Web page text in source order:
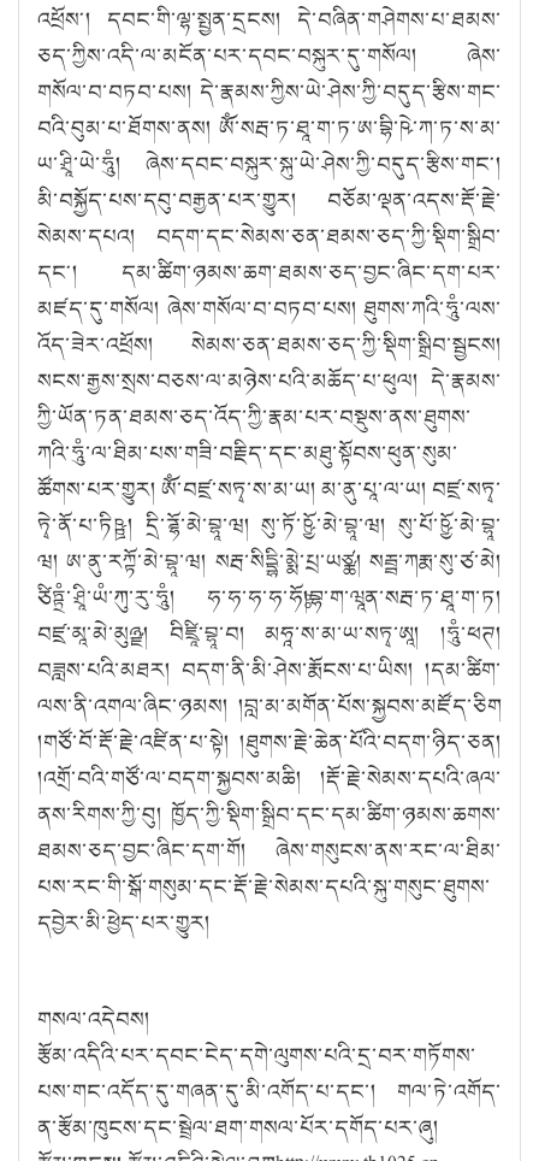
འཕྲོས༌། དབང་གི་ལྷ་སྤྱན་དྲངས། དེ་བཞིན་གཤེགས་པ་ཐམས་
ཅད་ཀྱིས་འདི་ལ་མངོན་པར་དབང་བསྐུར་དུ་གསོལ། ཞེས་
གསོལ་བ་བཏབ་པས། དེ་རྣམས་ཀྱིས་ཡེ་ཤེས་ཀྱི་བདུད་རྩིས་གང་
བའི་བུམ་པ་ཐོགས་ནས། ཨོཾ་སརྦ་ཏ་ཐཱ་ག་ཏ་ཨ་བྷི་ཥེ་ཀ་ཏ་ས་མ་
ཡ་ཤྲཱི་ཡེ་ཧཱུཾ། ཞེས་དབང་བསྐུར་སྐུ་ཡེ་ཤེས་ཀྱི་བདུད་རྩིས་གང༌།
མི་བསྐྱོད་པས་དབུ་བརྒྱན་པར་གྱུར། བཅོམ་ལྡན་འདས་རྡོ་རྗེ་
སེམས་དཔའ། བདག་དང་སེམས་ཅན་ཐམས་ཅད་ཀྱི་སྡིག་སྒྲིབ་
དང༌། དམ་ཚིག་ཉམས་ཆག་ཐམས་ཅད་བྱང་ཞིང་དག་པར་
མཛད་དུ་གསོལ། ཞེས་གསོལ་བ་བཏབ་པས། ཐུགས་ཀའི་ཧཱུཾ་ལས་
འོད་ཟེར་འཕྲོས། སེམས་ཅན་ཐམས་ཅད་ཀྱི་སྡིག་སྒྲིབ་སྦྱངས།
སངས་རྒྱས་སྲས་བཅས་ལ་མཉེས་པའི་མཆོད་པ་ཕུལ། དེ་རྣམས་
ཀྱི་ཡོན་ཏན་ཐམས་ཅད་འོད་ཀྱི་རྣམ་པར་བསྡུས་ནས་ཐུགས་
ཀའི་ཧཱུཾ་ལ་ཐིམ་པས་གཟི་བརྗིད་དང་མཐུ་སྟོབས་ཕུན་སུམ་
ཚོགས་པར་གྱུར། ཨོཾ་བཛྲ་སཏྭ་ས་མ་ཡ། མ་ནུ་པཱ་ལ་ཡ། བཛྲ་སཏྭ་
ཏྭེ་ནོ་པ་ཏིཥྛ། དྲི་ཌྷོ་མེ་བྷཱ་ཝ། སུ་ཏོ་ཥྱོ་མེ་བྷཱ་ཝ། སུ་པོ་ཥྱོ་མེ་བྷཱ་
ཝ། ཨ་ནུ་རཀྟོ་མེ་བྷཱ་ཝ། སརྦ་སིདྡྷི་མྨེ་པྲ་ཡཙྪ། སརྦྦ་ཀརྨ་སུ་ཙ་མེ།
ཙིཏྟྲཾ་ཤྲཱི་ཡཾ་ཀུ་རུ་ཧཱུཾ། ཧ་ཧ་ཧ་ཧ་ཧོཿ།བྷ་ག་ཝཱན་སརྦ་ཏ་ཐཱ་ག་ཏ།
བཛྲ་མཱ་མེ་མུཉྫ། བིཛྲཱི་བྷཱ་བ། མཧཱ་ས་མ་ཡ་སཏྭ་ཨཱ། །ཧཱུཾ་ཕཊ།
བཟླས་པའི་མཐར། བདག་ནི་མི་ཤེས་རྨོངས་པ་ཡིས། །དམ་ཚིག་
ལས་ནི་འགལ་ཞིང་ཉམས། །བླ་མ་མགོན་པོས་སྐྱབས་མཛོད་ཅིག
།གཙོ་བོ་རྡོ་རྗེ་འཛིན་པ་སྟེ། །ཐུགས་རྗེ་ཆེན་པོའི་བདག་ཉིད་ཅན།
།འགྲོ་བའི་གཙོ་ལ་བདག་སྐྱབས་མཆི། །རྡོ་རྗེ་སེམས་དཔའི་ཞལ་
ནས་རིགས་ཀྱི་བུ། ཁྱོད་ཀྱི་སྡིག་སྒྲིབ་དང་དམ་ཚིག་ཉམས་ཆགས་
ཐམས་ཅད་བྱང་ཞིང་དག་གོ། ཞེས་གསུངས་ནས་རང་ལ་ཐིམ་
པས་རང་གི་སྒོ་གསུམ་དང་རྡོ་རྗེ་སེམས་དཔའི་སྐུ་གསུང་ཐུགས་
དབྱེར་མི་ཕྱེད་པར་གྱུར།
གསལ་འདེབས།
རྩོམ་འདིའི་པར་དབང་ངེད་དགེ་ལུགས་པའི་དྲ་བར་གཏོགས་
པས་གང་འདོད་དུ་གཞན་དུ་མི་འགོད་པ་དང་། གལ་ཏེ་འགོད་
ན་རྩོམ་ཁུངས་དང་སྦྲེལ་ཐག་གསལ་པོར་དགོད་པར་ཞུ།